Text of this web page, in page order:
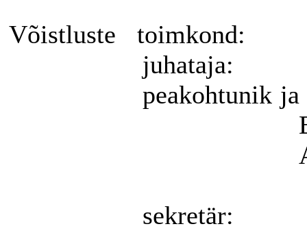
Võistluste
toimkond:
juhataja:
peakohtunik ja
sekretär: